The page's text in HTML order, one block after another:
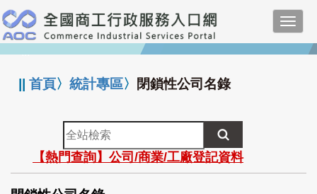
跳
到
主
要
:::
||首頁〉統計專區〉 閉鎖性公司名錄
全
站
檢
索
【熱門查詢】公司/商業/工廠登記資料